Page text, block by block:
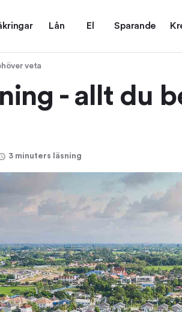
Lån El Sparande
veta
- allt du
3 minuters läsning